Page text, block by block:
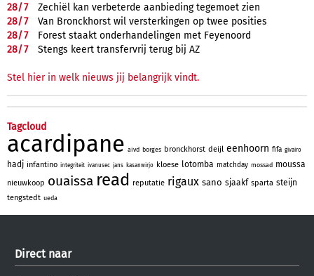
28/7
Zechiël kan verbeterde aanbieding tegemoet zien
28/7
Van Bronckhorst wil versterkingen op twee posities
28/7
Forest staakt onderhandelingen met Feyenoord
28/7 Stengs keert transfervrij terug bij AZ
Stel hier in welk nieuws jij belangrijk vindt.
Tagcloud
acardipane aivd borges bronckhorst deijl eenhoorn fifa givairo
hadj infantino integriteit ivanusec jans kasanwirjo kloese lotomba matchday mossad moussa
nieuwkoop ouaissa read reputatie rigaux sano sjaakf sparta steijn
tengstedt ueda
Direct naar